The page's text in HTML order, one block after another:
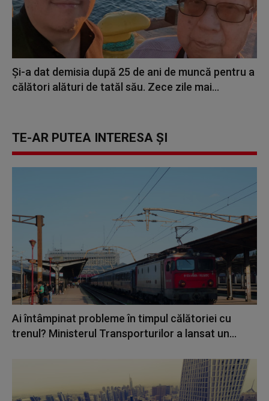
Și-a dat demisia după 25 de ani de muncă pentru a
călători alături de tatăl său. Zece zile mai...
TE-AR PUTEA INTERESA ȘI
Ai întâmpinat probleme în timpul călătoriei cu
trenul? Ministerul Transporturilor a lansat un...